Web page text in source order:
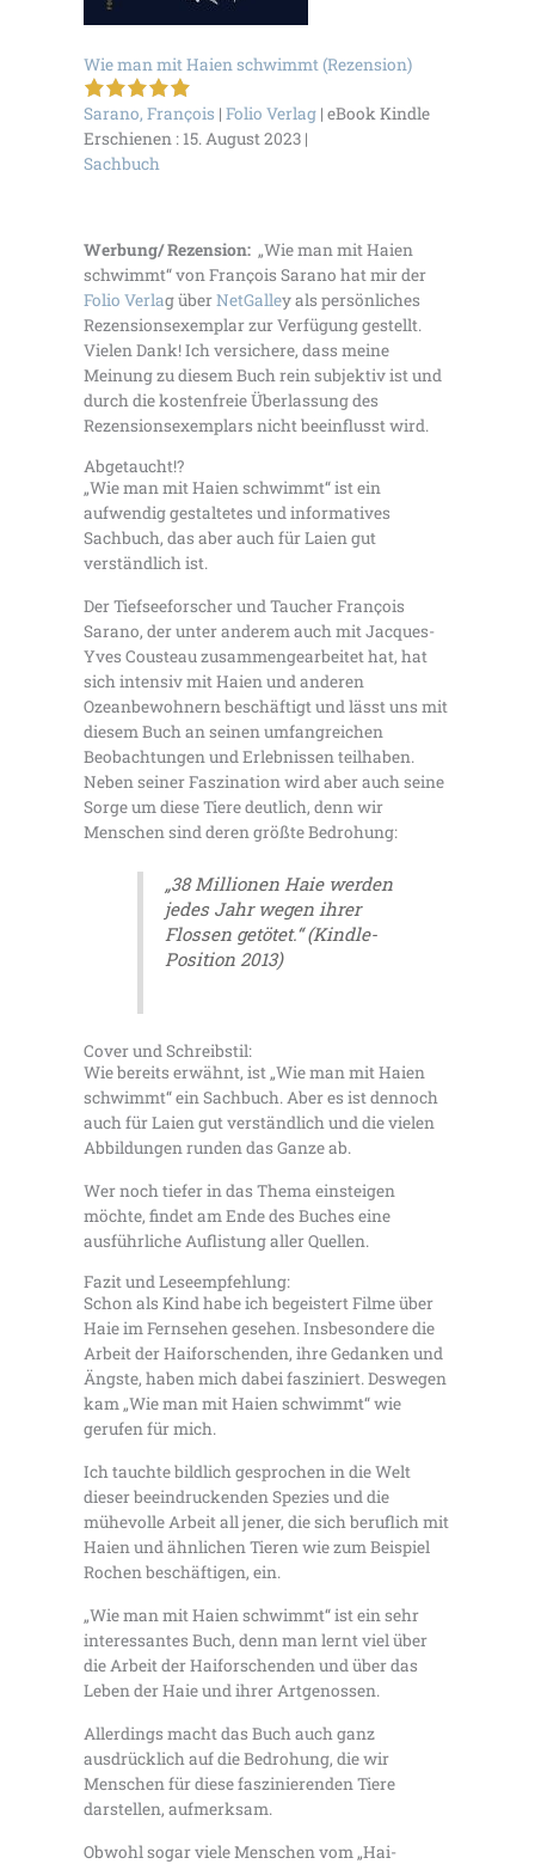
Wie man mit Haien schwimmt (Rezension)
Sarano, Franҫois | Folio Verlag | eBook Kindle
Erschienen : 15. August 2023 |
Sachbuch
Werbung/ Rezension: „Wie man mit Haien
schwimmt“ von Franҫois Sarano hat mir der
Folio Verlag überNetGalley als persönliches
Rezensionsexemplar zur Verfügung gestellt.
Vielen Dank! Ich versichere, dass meine
Meinung zu diesem Buch rein subjektiv ist und
durch die kostenfreie Überlassung des
Rezensionsexemplars nicht beeinflusst wird.
Abgetaucht!?
„Wie man mit Haien schwimmt“ ist ein
aufwendig gestaltetes und informatives
Sachbuch, das aber auch für Laien gut
verständlich ist.
Der Tiefseeforscher und Taucher Franҫois
Sarano, der unter anderem auch mit Jacques-
Yves Cousteau zusammengearbeitet hat, hat
sich intensiv mit Haien und anderen
Ozeanbewohnern beschäftigt und lässt uns mit
diesem Buch an seinen umfangreichen
Beobachtungen und Erlebnissen teilhaben.
Neben seiner Faszination wird aber auch seine
Sorge um diese Tiere deutlich, denn wir
Menschen sind deren größte Bedrohung:
„38 Millionen Haie werden
jedes Jahr wegen ihrer
Flossen getötet.“ (Kindle-
Position 2013)
Cover und Schreibstil:
Wie bereits erwähnt, ist „Wie man mit Haien
schwimmt“ ein Sachbuch. Aber es ist dennoch
auch für Laien gut verständlich und die vielen
Abbildungen runden das Ganze ab.
Wer noch tiefer in das Thema einsteigen
möchte, findet am Ende des Buches eine
ausführliche Auflistung aller Quellen.
Fazit und Leseempfehlung:
Schon als Kind habe ich begeistert Filme über
Haie im Fernsehen gesehen. Insbesondere die
Arbeit der Haiforschenden, ihre Gedanken und
Ängste, haben mich dabei fasziniert. Deswegen
kam „Wie man mit Haien schwimmt“ wie
gerufen für mich.
Ich tauchte bildlich gesprochen in die Welt
dieser beeindruckenden Spezies und die
mühevolle Arbeit all jener, die sich beruflich mit
Haien und ähnlichen Tieren wie zum Beispiel
Rochen beschäftigen, ein.
„Wie man mit Haien schwimmt“ ist ein sehr
interessantes Buch, denn man lernt viel über
die Arbeit der Haiforschenden und über das
Leben der Haie und ihrer Artgenossen.
Allerdings macht das Buch auch ganz
ausdrücklich auf die Bedrohung, die wir
Menschen für diese faszinierenden Tiere
darstellen, aufmerksam.
Obwohl sogar viele Menschen vom „Hai-